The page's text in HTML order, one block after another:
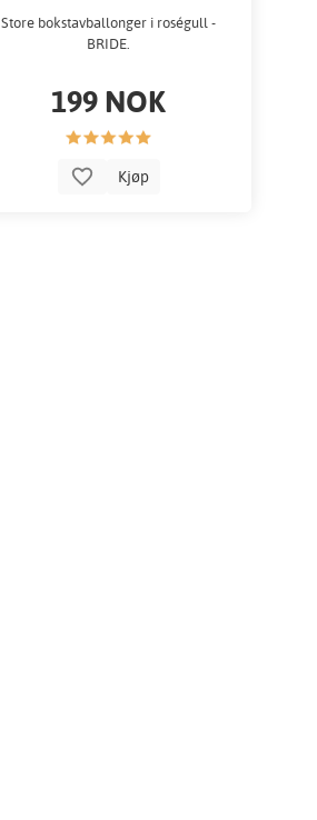
Store bokstavballonger i roségull -
BRIDE.
199 NOK
Kjøp